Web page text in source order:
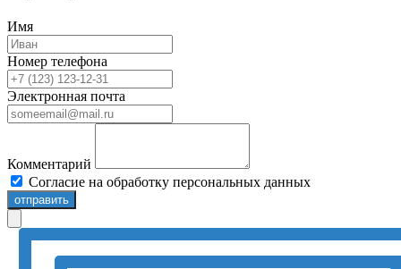
Имя
Номер телефона
Электронная почта
Комментарий
Согласие на обработку персональных данных
отправить